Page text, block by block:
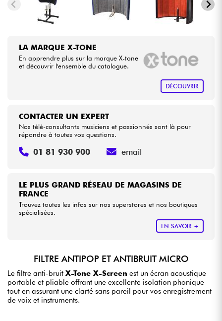
HiFi
Packs
Voir nos marques
• Star Music
Music PARIS
LA MARQUE X-TONE
En apprendre plus sur la marque X-tone
et découvrir l'ensemble du catalogue.
DÉCOUVRIR
LE PLUS GRAND RÉSEAU DE MAGASINS DE
FRANCE
Trouvez toutes les infos sur nos superstores et nos boutiques
spécialisées.
EN SAVOIR +
CONTACTER UN EXPERT
Nos télé-consultants musiciens et passionnés sont là pour
répondre à toutes vos questions.
01 81 930 900 email
FILTRE ANTIPOP ET ANTIBRUIT MICRO
Le filtre anti-bruit X-Tone X-Screen est un écran acoustique
portable et pliable offrant une excellente isolation phonique
tout en assurant une clarté sans pareil pour vos enregistrement
de voix et instruments.